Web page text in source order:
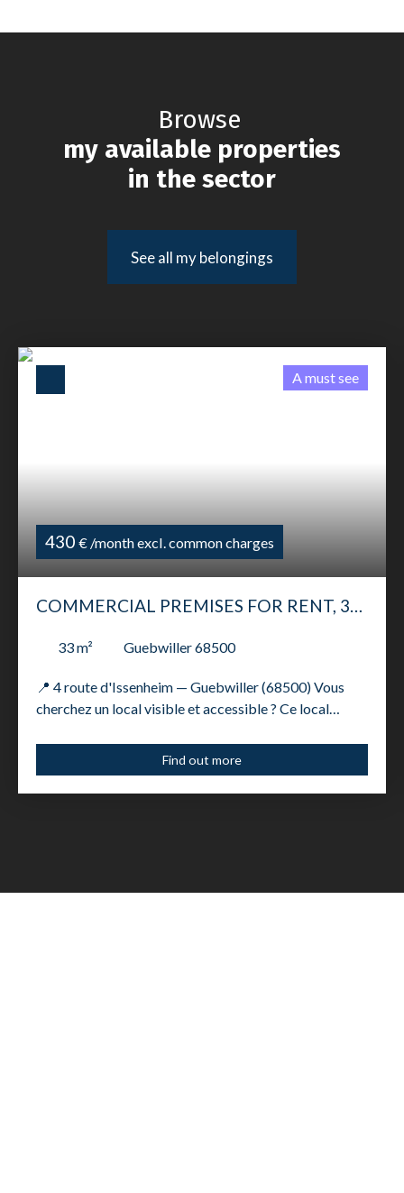
Browse
my available properties
in the sector
See all my belongings
430 € /month excl. common charges
A must see
COMMERCIAL PREMISES FOR RENT, 33
33m² Guebwiller 68500
📍 4 route d'Issenheim — Guebwiller (68500) Vous
cherchez un local visible et accessible ? Ce local
idéalement positionné sur un axe à fort passage entre
Guebwiller et Issenheim. Ce que vous obtenez : ✅
Surface de 33 m² ✅ Parking commun grand format,
Find out more